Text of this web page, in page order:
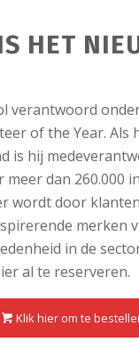
HET
verantwoord
of the Year. Als
is hij
meer dan 260.000
wordt door
merken
in de
al te reserveren.
Klik hier om te